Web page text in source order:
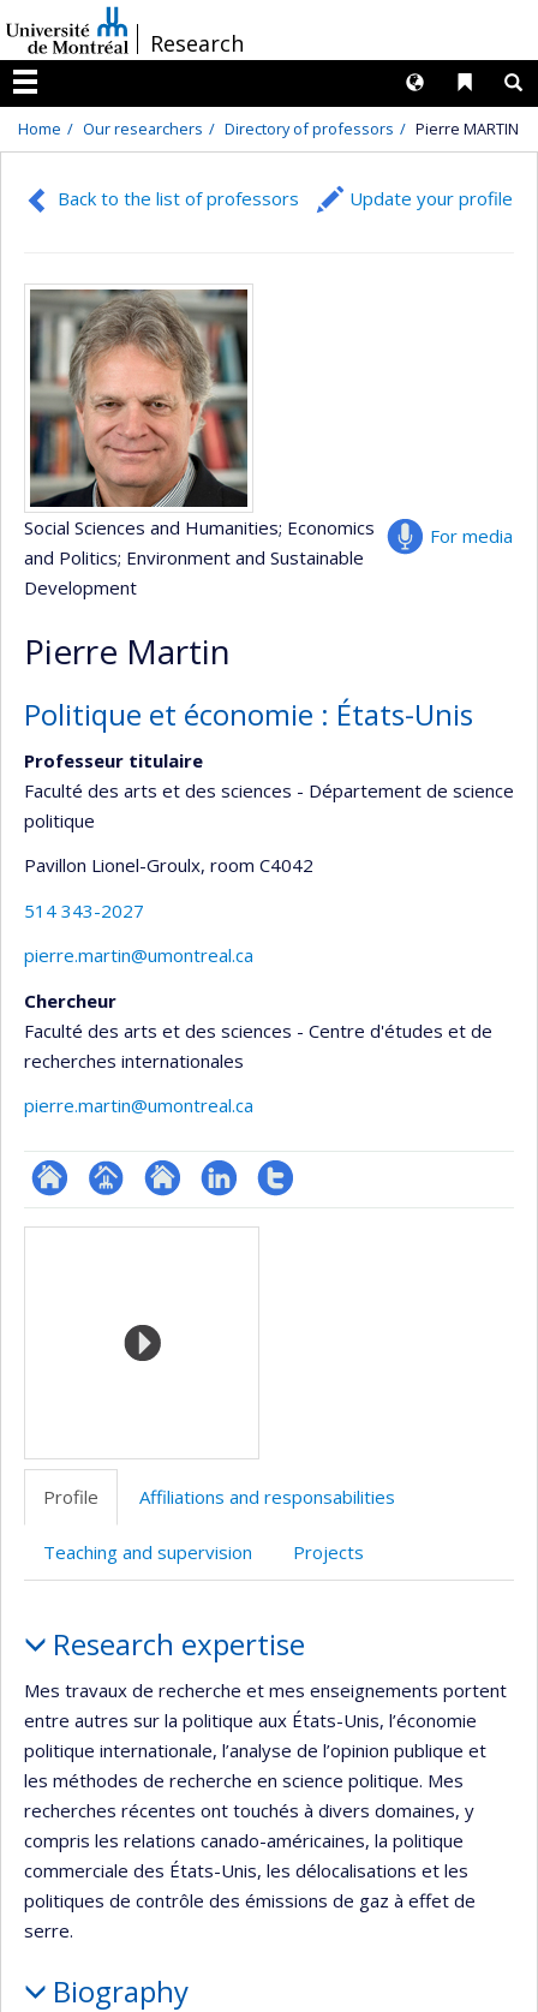
au
contenu
/Research
Menu
Liens
Langues
Home Our researchers Directory of professors Pierre MARTIN
Back to the list of professors Update your profile
For media
Social Sciences and Humanities; Economics
and Politics; Environment and Sustainable
Development
Pierre Martin
Politique et économie : États-Unis
Professeur titulaire
Faculté des arts et des sciences - Département de science
politique
Pavillon Lionel-Groulx, room C4042
514 343-2027
pierre.martin@umontreal.ca
Chercheur
Faculté des arts et des sciences - Centre d'études et de
recherches internationales
pierre.martin@umontreal.ca
ResearchGate
Page Site
de
recherche
LinkedInCompte
Media
Profile Affiliations and responsabilities
Teaching and supervision Projects
Research expertise
Mes travaux de recherche et mes enseignements portent
entre autres sur la politique aux États-Unis, l’économie
politique internationale, l’analyse de l’opinion publique et
les méthodes de recherche en science politique. Mes
recherches récentes ont touchés à divers domaines, y
compris les relations canado-américaines, la politique
commerciale des États-Unis, les délocalisations et les
politiques de contrôle des émissions de gaz à effet de
serre.
Biography